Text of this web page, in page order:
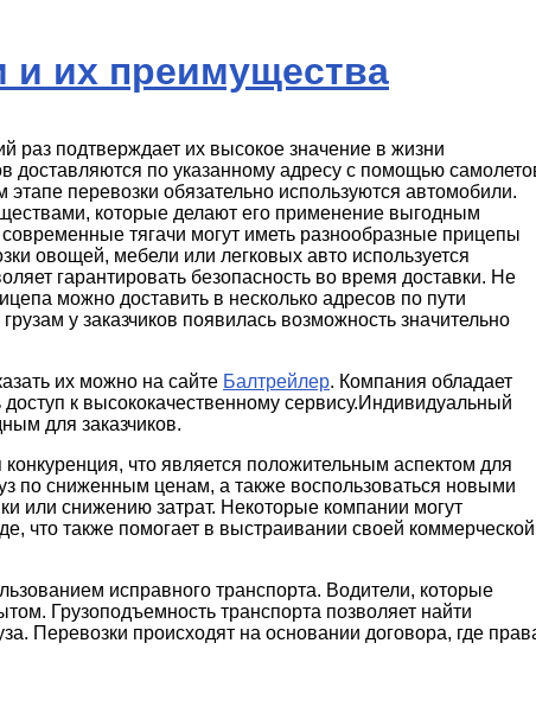
и их преимущества
раз подтверждает их высокое значение в жизни
по указанному адресу с помощью
перевозки обязательно используются автомобили.
которые делают его применение выгодным
тягачи могут иметь разнообразные прицепы
овощей, мебели или легковых авто используется
гарантировать безопасность во время доставки. Не
можно доставить в несколько адресов по пути
у заказчиков появилась возможность значительно
их можно на сайте Балтрейлер. Компания обладает
к высококачественному сервису.Индивидуальный
для заказчиков.
что является положительным аспектом для
по сниженным ценам, а также воспользоваться новыми
или снижению затрат. Некоторые компании могут
что также помогает в выстраивании своей коммерческой
исправного транспорта. Водители, которые
Грузоподъемность транспорта позволяет найти
Перевозки происходят на основании договора, где